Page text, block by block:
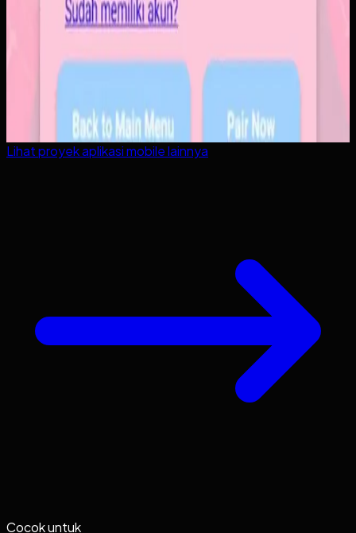
Lihat proyekaplikasi mobilelainnya
Cocok untuk